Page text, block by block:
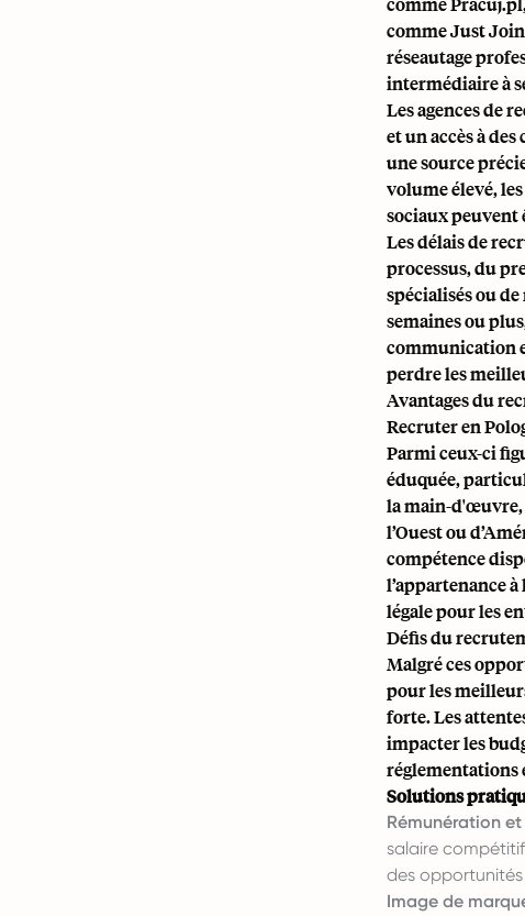
comme Just
réseautage
intermédiaire à
Les agences de
et un accès à
une source
volume élevé,
sociaux peuvent
Les délais de
processus, du
spécialisés ou
semaines ou
communication
perdre les
Avantages du
Recruter en
Parmi ceux-ci
éduquée,
la main-d'œuvre,
l’Ouest ou
compétence
l’appartenance
légale pour les
Défis du
Malgré ces
pour les
forte. Les
impacter les
Solutions
Rémunération
salaire
des
Image de